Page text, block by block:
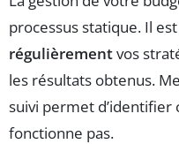
processus statique. Il
régulièrementvos
les résultats obtenus.
suivi permet d’identifier
fonctionne pas.